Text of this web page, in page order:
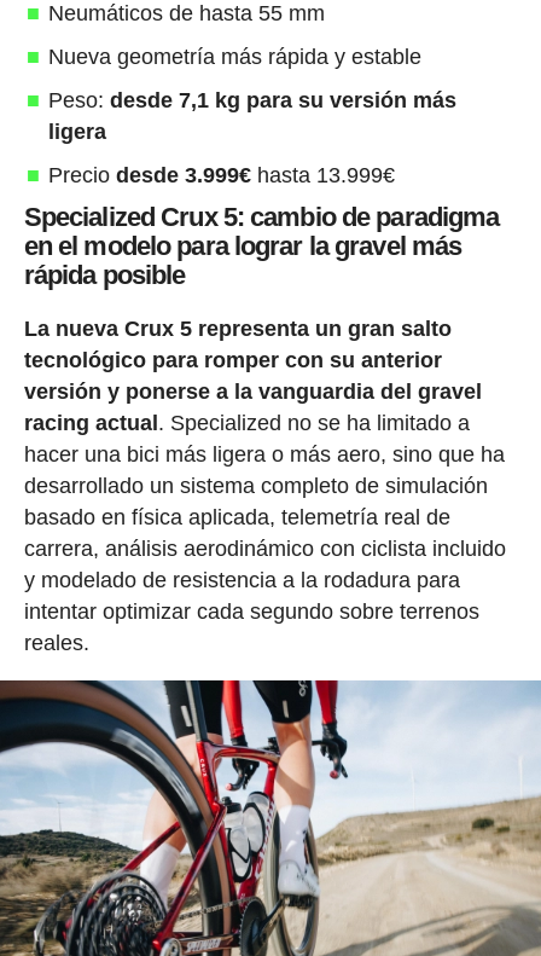
Neumáticos de hasta 55 mm
Nueva geometría más rápida y estable
Peso: desde 7,1 kg para su versión más
ligera
Precio desde 3.999€hasta 13.999€
Specialized Crux 5: cambio de paradigma
en el modelo para lograr la gravel más
rápida posible
La nueva Crux 5 representa un gran salto
tecnológico para romper con su anterior
versión y ponerse a la vanguardia del gravel
racing actual. Specialized no se ha limitado a
hacer una bici más ligera o más aero, sino que ha
desarrollado un sistema completo de simulación
basado en física aplicada, telemetría real de
carrera, análisis aerodinámico con ciclista incluido
y modelado de resistencia a la rodadura para
intentar optimizar cada segundo sobre terrenos
reales.